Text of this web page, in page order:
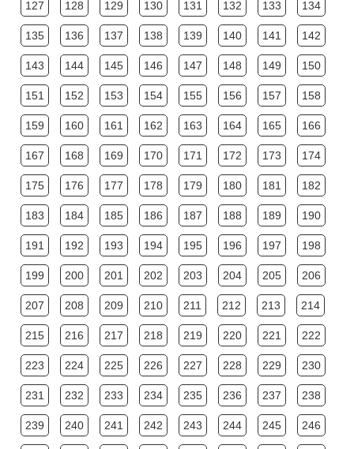
127 128 129 130 131 132 133 134
135 136 137 138 139 140 141 142
143 144 145 146 147 148 149 150
151 152 153 154 155 156 157 158
159 160 161 162 163 164 165 166
167 168 169 170 171 172 173 174
175 176 177 178 179 180 181 182
183 184 185 186 187 188 189 190
191 192 193 194 195 196 197 198
199 200 201 202 203 204 205 206
207 208 209 210 211 212 213 214
215 216 217 218 219 220 221 222
223 224 225 226 227 228 229 230
231 232 233 234 235 236 237 238
239 240 241 242 243 244 245 246